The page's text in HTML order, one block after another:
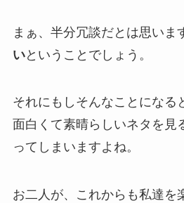
まぁ、半分冗談だとは思いま
いということでしょう。
それにもしそんなことになる
面白くて素晴らしいネタを見
ってしまいますよね。
お二人が、これからも私達を